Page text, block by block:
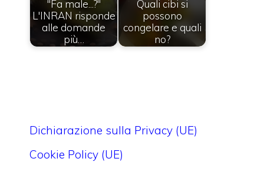
"Fa male...?"
L'INRAN risponde
alle domande
più…
Quali cibi si
possono
congelare e quali
no?
Dichiarazione sulla Privacy (UE)
Cookie Policy (UE)